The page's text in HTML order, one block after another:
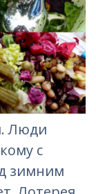
Люди
с
зимним